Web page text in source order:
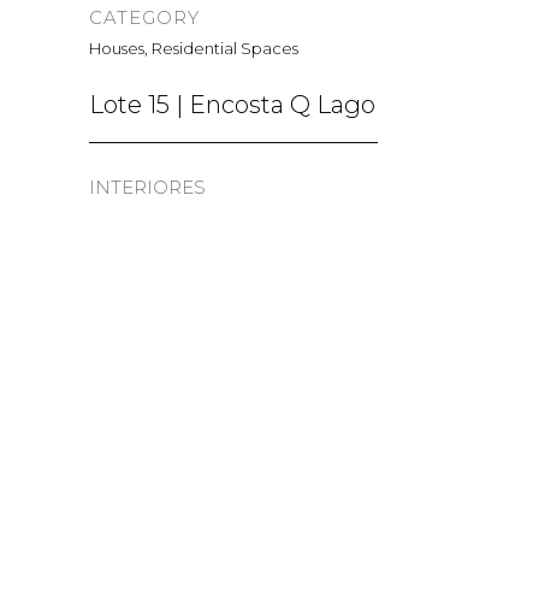
CATEGORY
Houses, Residential Spaces
Lote 15 | Encosta Q Lago
INTERIORES